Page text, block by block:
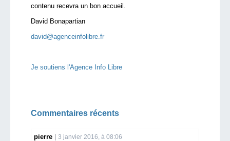
contenu recevra un bon accueil.
David Bonapartian
david@agenceinfolibre.fr
Je soutiens l'Agence Info Libre
Commentaires récents
pierre 3 janvier 2016, à 08:06